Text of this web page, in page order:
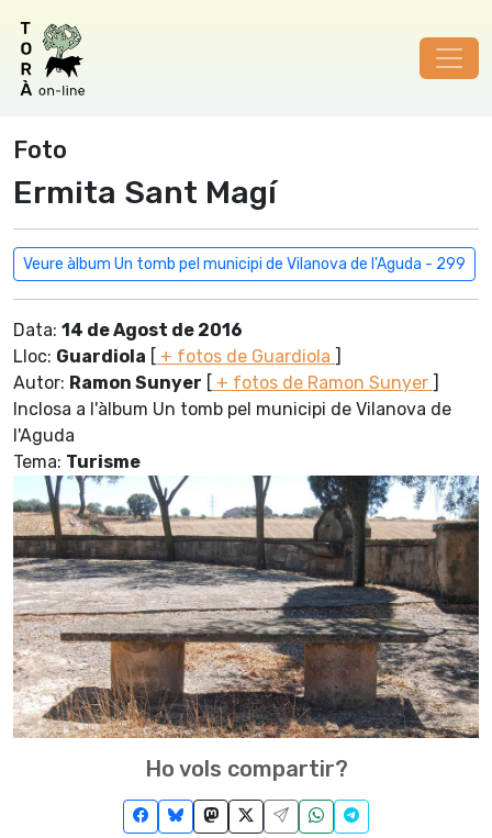
Foto
Ermita Sant Magí
Veure àlbum Un tomb pel municipi de Vilanova de l'Aguda - 299
Data: 14 de Agost de 2016
Lloc: Guardiola [ + fotos de Guardiola ]
Autor: Ramon Sunyer [ + fotos de Ramon Sunyer ]
Inclosa a l'àlbum Un tomb pel municipi de Vilanova de
l'Aguda
Tema: Turisme
Ho vols compartir?